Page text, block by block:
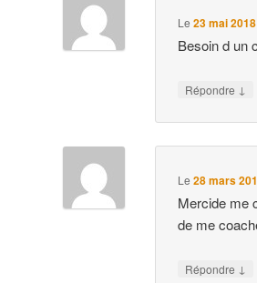
Le23 mai
Besoin d un
Répondre ↓
Le28 mars
Mercide me
de me
Répondre ↓